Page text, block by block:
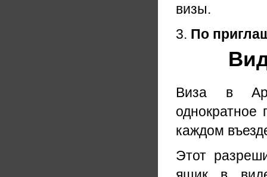
визы.
3. По
Виза в
каждом
Этот